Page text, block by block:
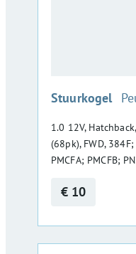
Stuurkogel :
1.0 12V,
(68pk), FWD,
PMCFA; PMCFB;
€ 10